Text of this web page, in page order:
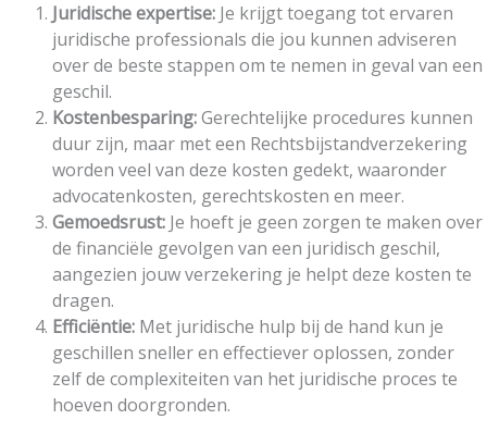
Juridische expertise: Je krijgt toegang tot ervaren
juridische professionals die jou kunnen adviseren
over de beste stappen om te nemen in geval van een
geschil.
Kostenbesparing:Gerechtelijke procedures kunnen
duur zijn, maar met een Rechtsbijstandverzekering
worden veel van deze kosten gedekt, waaronder
advocatenkosten, gerechtskosten en meer.
Gemoedsrust: Je hoeft je geen zorgen te maken over
de financiële gevolgen van een juridisch geschil,
aangezien jouw verzekering je helpt deze kosten te
dragen.
Efficiëntie: Met juridische hulp bij de hand kun je
geschillen sneller en effectiever oplossen, zonder
zelf de complexiteiten van het juridische proces te
hoeven doorgronden.